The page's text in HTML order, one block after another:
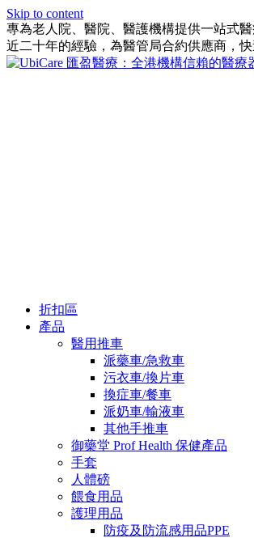
Skip to content
專為老人院、醫院、醫護機構提供一站式醫
近二十年的經驗，為醫管局合約供應商，
折扣區
產品
醫用推車
派藥車/急救車
污衣車/換片車
換症車/餐車
派奶車/輸液車
其他手推車
御藥堂 Prof Health 保健產品
手套
人體磅
餵食用品
護理用品
防疫及防流感用品PPE